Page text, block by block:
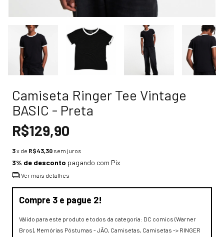
Camiseta Ringer Tee Vintage
BASIC - Preta
R$129,90
3x de R$43,30 sem juros
3% de desconto pagando com Pix
Ver mais detalhes
Compre 3 e pague 2!
Válido para este produto e todos da categoria: DC comics (Warner
Bros), Memórias Póstumas - JÃO, Camisetas, Camisetas -> RINGER